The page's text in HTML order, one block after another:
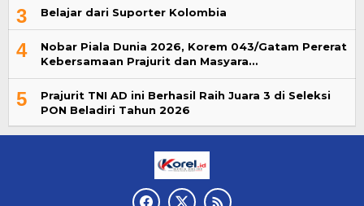
3 Belajar dari Suporter Kolombia
4
Nobar Piala Dunia 2026, Korem 043/Gatam Pererat
Kebersamaan Prajurit dan Masyara…
5
Prajurit TNI AD ini Berhasil Raih Juara 3 di Seleksi
PON Beladiri Tahun 2026